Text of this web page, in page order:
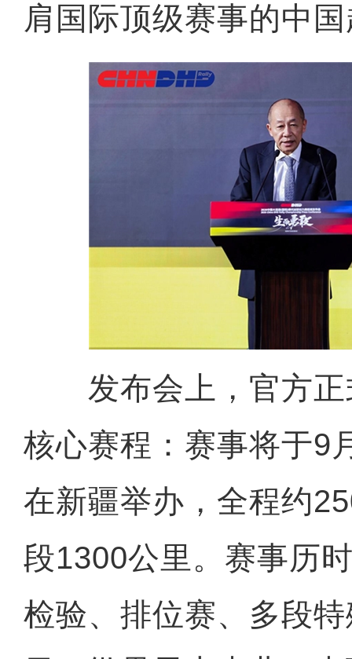
肩国际顶级赛事的中
发布会上，官方正
核心赛程：赛事将于9
在新疆举办，全程约
段1300公里。赛事历
检验、排位赛、多段